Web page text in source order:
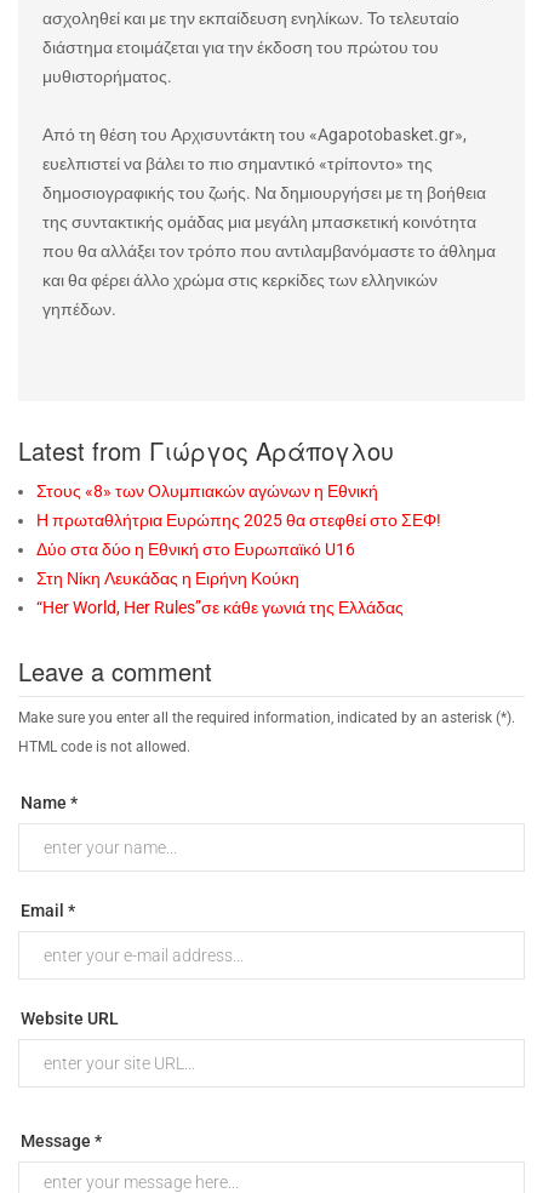
ασχοληθεί και με την εκπαίδευση ενηλίκων. Το τελευταίο
διάστημα ετοιμάζεται για την έκδοση του πρώτου του
μυθιστορήματος.
Από τη θέση του Αρχισυντάκτη του «Agapotobasket.gr»,
ευελπιστεί να βάλει το πιο σημαντικό «τρίποντο» της
δημοσιογραφικής του ζωής. Να δημιουργήσει με τη βοήθεια
της συντακτικής ομάδας μια μεγάλη μπασκετική κοινότητα
που θα αλλάξει τον τρόπο που αντιλαμβανόμαστε το άθλημα
και θα φέρει άλλο χρώμα στις κερκίδες των ελληνικών
γηπέδων.
Latest from Γιώργος Αράπογλου
Στους «8» των Ολυμπιακών αγώνων η Εθνική
Η πρωταθλήτρια Ευρώπης 2025 θα στεφθεί στο ΣΕΦ!
Δύο στα δύο η Εθνική στο Ευρωπαϊκό U16
Στη Νίκη Λευκάδας η Ειρήνη Κούκη
“Her World, Her Rules”σε κάθε γωνιά της Ελλάδας
Leave a comment
Make sure you enter all the required information, indicated by an asterisk (*).
HTML code is not allowed.
Name *
Email *
Website URL
Message *